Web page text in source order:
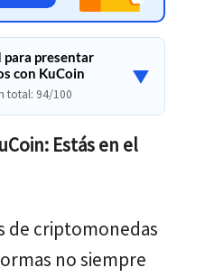
para presentar
con KuCoin
total: 94/100
▼
Estás en el
de criptomonedas
no siempre